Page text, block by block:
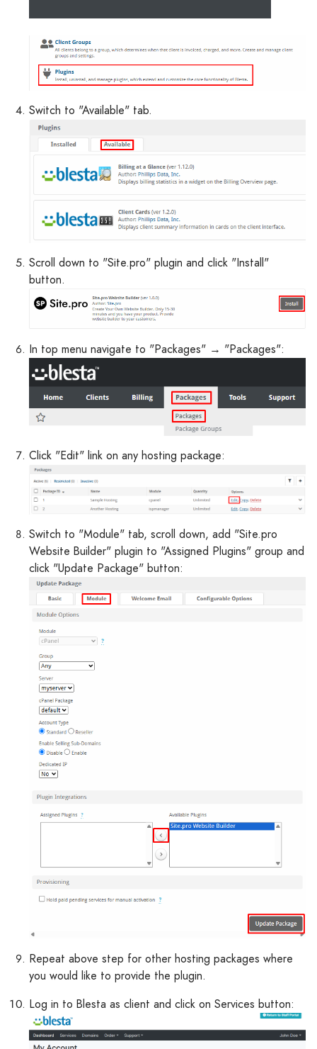
Switch to "Available" tab.
Scroll down to "Site.pro" plugin and click "Install"
button.
In top menu navigate to "Packages" → "Packages":
Click "Edit" link on any hosting package:
Switch to "Module" tab, scroll down, add "Site.pro
Website Builder" plugin to "Assigned Plugins" group and
click "Update Package" button:
Repeat above step for other hosting packages where
you would like to provide the plugin.
Log in to Blesta as client and click on Services button: